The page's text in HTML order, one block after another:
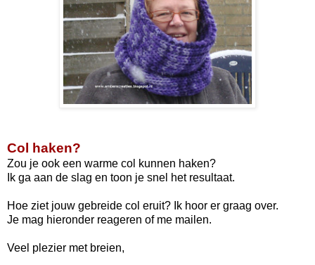
Col haken?
Zou je ook een warme col kunnen haken?
Ik ga aan de slag en toon je snel het resultaat.
Hoe ziet jouw gebreide col eruit? Ik hoor er graag over.
Je mag hieronder reageren of me mailen.
Veel plezier met breien,